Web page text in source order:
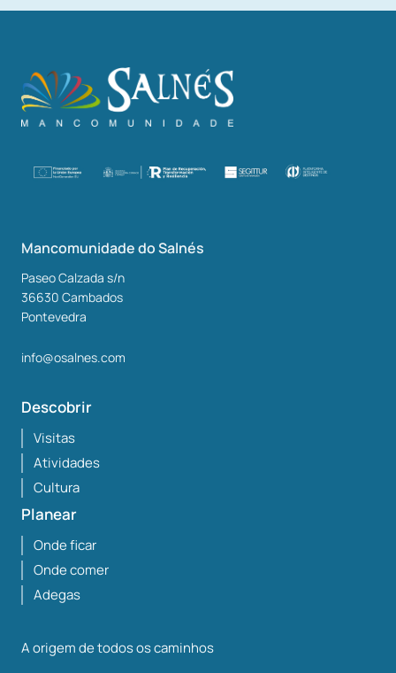
Mancomunidade do Salnés
Paseo Calzada s/n
36630 Cambados
Pontevedra
info@osalnes.com
Descobrir
Visitas
Atividades
Cultura
Planear
Onde ficar
Onde comer
Adegas
A origem de todos os caminhos